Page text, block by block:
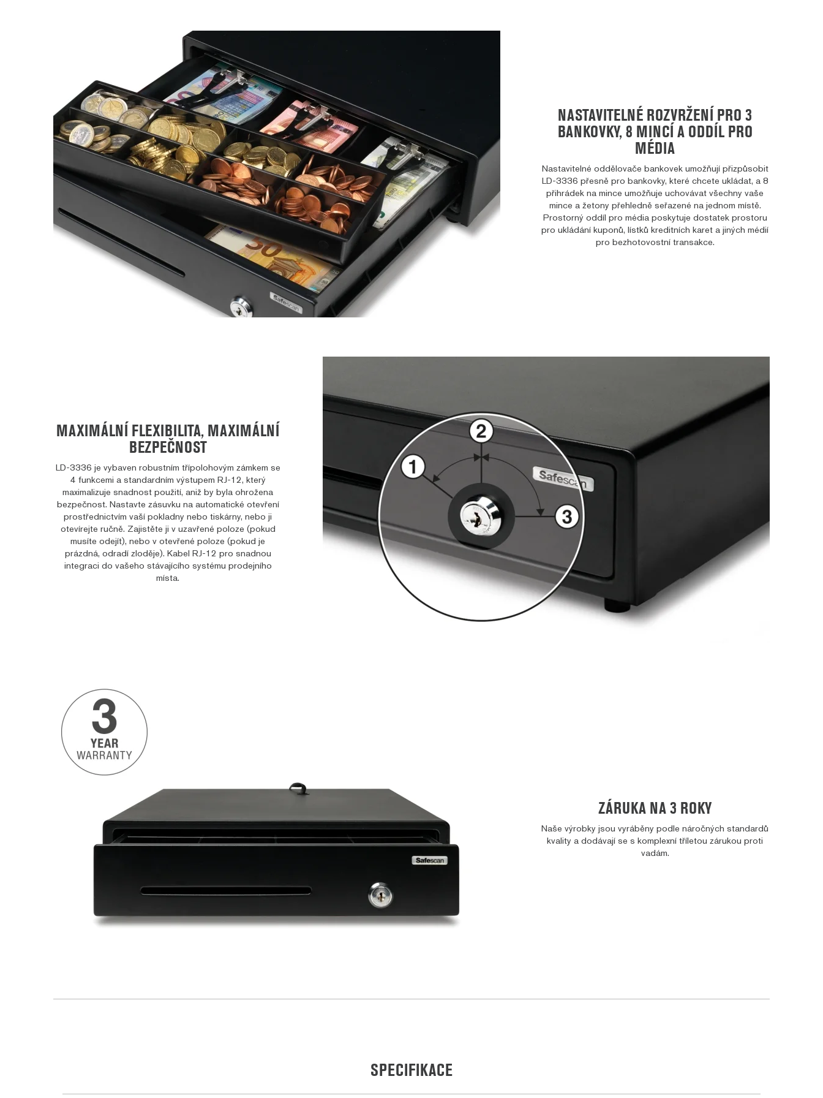
NASTAVITELNÉ ROZVRŽENÍ PRO 3
BANKOVKY, 8 MINCÍ A ODDÍL PRO
MÉDIA
Nastavitelné oddělovače bankovek umožňují přizpůsobit
LD-3336 přesně pro bankovky, které chcete ukládat, a 8
přihrádek na mince umožňuje uchovávat všechny vaše
mince a žetony přehledně seřazené na jednom místě.
Prostorný oddíl pro média poskytuje dostatek prostoru
pro ukládání kuponů, lístků kreditních karet a jiných médií
pro bezhotovostní transakce.
MAXIMÁLNÍ FLEXIBILITA, MAXIMÁLNÍ
BEZPEČNOST
LD-3336 je vybaven robustním třípolohovým zámkem se
4 funkcemi a standardním výstupem RJ-12, který
maximalizuje snadnost použití, aniž by byla ohrožena
bezpečnost. Nastavte zásuvku na automatické otevření
prostřednictvím vaší pokladny nebo tiskárny, nebo ji
otevírejte ručně. Zajistěte ji v uzavřené poloze (pokud
musíte odejít), nebo v otevřené poloze (pokud je
prázdná, odradí zloděje). Kabel RJ-12 pro snadnou
integraci do vašeho stávajícího systému prodejního
místa.
ZÁRUKA NA 3 ROKY
Naše výrobky jsou vyráběny podle náročných standardů
kvality a dodávají se s komplexní tříletou zárukou proti
vadám.
SPECIFIKACE